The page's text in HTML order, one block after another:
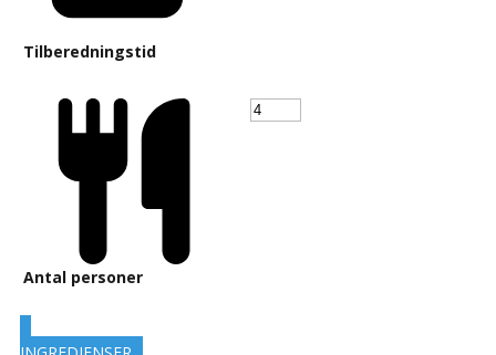
Tilberedningstid
Antal personer